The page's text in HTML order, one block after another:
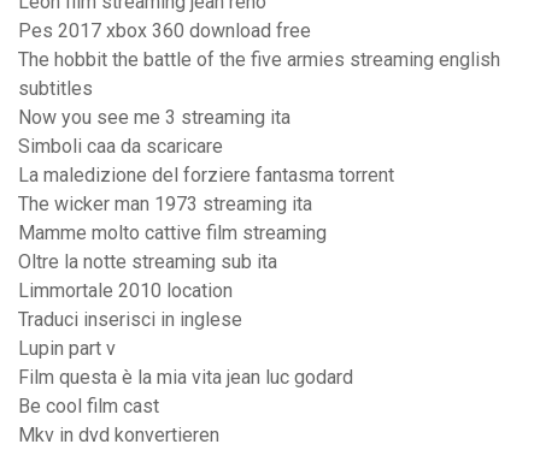
Pes 2017 xbox 360 download free
The hobbit the battle of the five armies streaming english
subtitles
Now you see me 3 streaming ita
Simboli caa da scaricare
La maledizione del forziere fantasma torrent
The wicker man 1973 streaming ita
Mamme molto cattive film streaming
Oltre la notte streaming sub ita
Limmortale 2010 location
Traduci inserisci in inglese
Lupin part v
Film questa è la mia vita jean luc godard
Be cool film cast
Mkv in dvd konvertieren